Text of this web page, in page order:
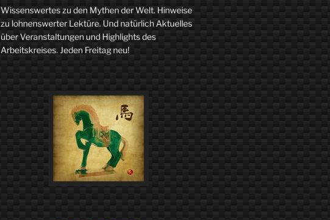
Wissenswertes zu den Mythen der Welt. Hinweise
zu lohnenswerter Lektüre. Und natürlich Aktuelles
über Veranstaltungen und Highlights des
Arbeitskreises. Jeden Freitag neu!